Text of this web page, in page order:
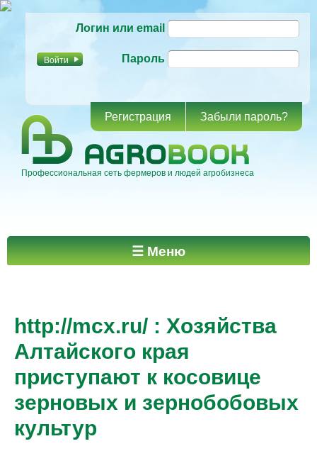
основному
Логин или email
Пароль
Регистрация Забыли пароль?
Профессиональная сеть фермеров и людей агробизнеса
Главное меню ☰ Меню
http://mcx.ru/ : Хозяйства
Алтайского края
приступают к косовице
зерновых и зернобобовых
культур